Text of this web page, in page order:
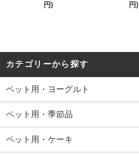
円)
円)
カテゴリーから探す
ペット用・ヨーグルト
ペット用・季節品
ペット用・ケーキ